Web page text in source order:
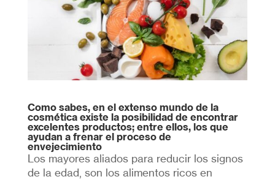
Como sabes, en el extenso mundo de la
cosmética existe la posibilidad de encontrar
excelentes productos; entre ellos, los que
ayudan a frenar el proceso de
envejecimiento
Los mayores aliados para reducir los signos
de la edad, son los alimentos ricos en